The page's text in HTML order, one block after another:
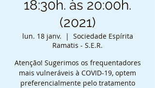
18:30h. às 20:00h.
(2021)
lun. 18 janv.
  |
Sociedade Espírita
Ramatis - S.E.R.
Atenção! Sugerimos os frequentadores
mais vulneráveis à COVID-19, optem
preferencialmente pelo tratamento